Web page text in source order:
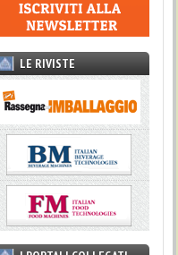
LE RIVISTE